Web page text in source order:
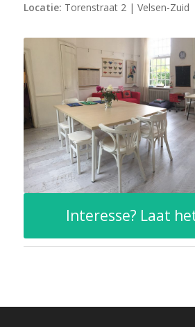
Locatie: Torenstraat 2 | Velsen-Zuid
Interesse? Laat